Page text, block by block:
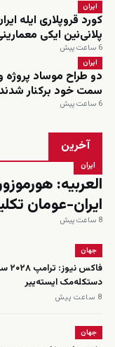
ایران
کورد قروپلاری ایله
پلانی‌نین ایکی
6 ساعت پیش
ایران
دو طراح موساد پروژه
سمت خود برکنار شدند
6 ساعت پیش
آخرین
ایران
ایران-عومان
8 ساعت پیش
جهان
دستکله‌مک ایسته‌ییر
8 ساعت پیش
جهان